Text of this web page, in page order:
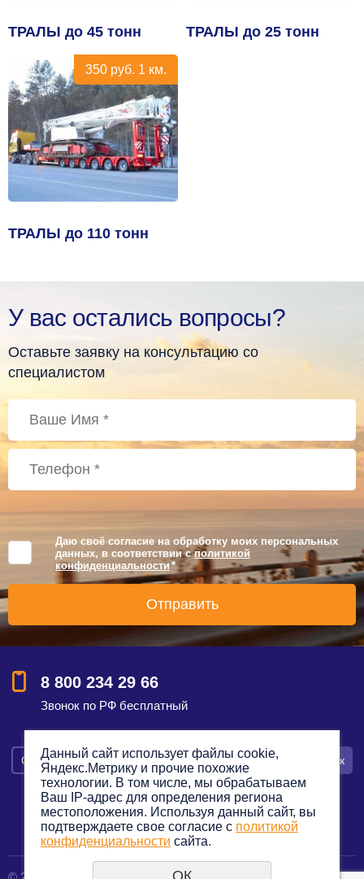
ТРАЛЫ до 45 тонн ТРАЛЫ до 25 тонн
ТРАЛЫ до 110 тонн
350 руб. 1 км.
У вас остались вопросы?
Оставьте заявку на консультацию со
специалистом
Даю своё согласие на обработку моих персональных
данных, в соответствии сполитикой
конфиденциальности *
8 800 234 29 66
Звонок по РФ бесплатный
Смотреть на карте Оставить заявку Заказать звонок
Политика конфиденциальности
Данный сайт использует файлы cookie,
Яндекс.Метрику и прочие похожие
технологии. В том числе, мы обрабатываем
Ваш IP-адрес для определения региона
местоположения. Используя данный сайт, вы
подтверждаете свое согласие с политикой
конфиденциальности сайта.
ОК